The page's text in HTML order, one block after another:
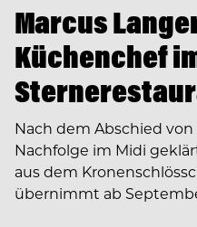
Marcus
Küchenchef
Nach dem Abschied
Nachfolge im Midi
aus dem
übernimmt ab